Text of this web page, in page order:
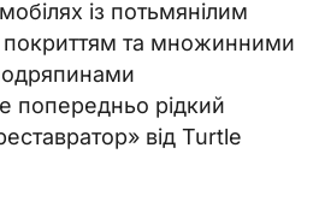
із потьмянілим
та множинними
попередньо рідкий
від Turtle